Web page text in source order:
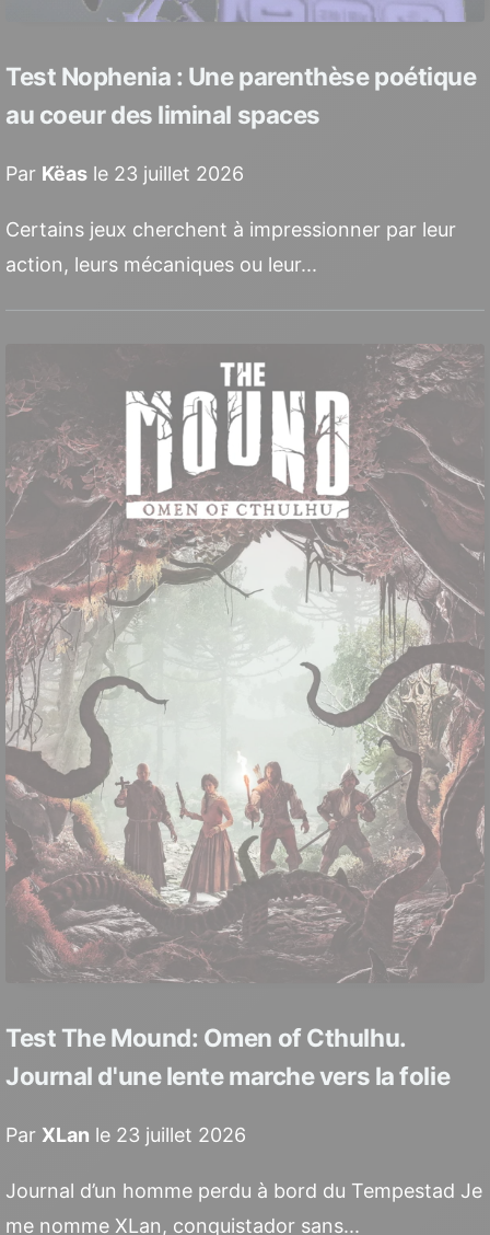
📐 RPG tactique ⏳ RPG tour par tour
🏎️ Simulation de course
👷 Simulation de métier 🏡 Simulation de vie
⚰️ Souls-like ⚽ Sport
🧠 Stratégie tour par tour 🏕️ Survie
🧟😱 Survival Horror 🎯 Tactical Shooter
🏰 Tower Defense 🤳 TPS
📖 Visual Novel 🥾 Walking Simulator
Test Nophenia : Une parenthèse poétique
au coeur des liminal spaces
Par Këas le 23 juillet 2026
Certains jeux cherchent à impressionner par leur
action, leurs mécaniques ou leur...
Test The Mound: Omen of Cthulhu.
Journal d'une lente marche vers la folie
Par XLan le 23 juillet 2026
Journal d’un homme perdu à bord du Tempestad Je
me nomme XLan, conquistador sans...